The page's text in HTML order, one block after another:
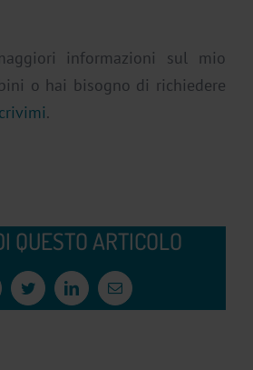
informazioni sul mio
o hai bisogno di richiedere
.
QUESTO ARTICOLO
TwitterLinkedInEmail